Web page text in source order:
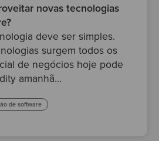
novas tecnologias
deve ser simples.
surgem todos os
de negócios hoje pode
amanhã...
de software